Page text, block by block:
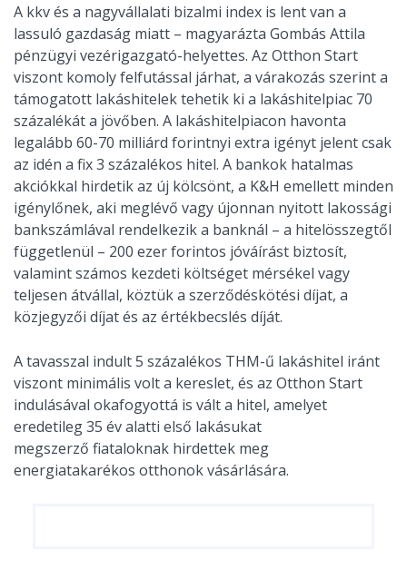
A kkv és a nagyvállalati bizalmi index is lent van a
lassuló gazdaság miatt – magyarázta Gombás Attila
pénzügyi vezérigazgató-helyettes. Az Otthon Start
viszont komoly felfutással járhat, a várakozás szerint a
támogatott lakáshitelek tehetik ki a lakáshitelpiac 70
százalékát a jövőben. A lakáshitelpiacon havonta
legalább 60-70 milliárd forintnyi extra igényt jelent csak
az idén a fix 3 százalékos hitel. A bankok hatalmas
akciókkal hirdetik az új kölcsönt, a K&H emellett minden
igénylőnek, aki meglévő vagy újonnan nyitott lakossági
bankszámlával rendelkezik a banknál – a hitelösszegtől
függetlenül – 200 ezer forintos jóváírást biztosít,
valamint számos kezdeti költséget mérsékel vagy
teljesen átvállal, köztük a szerződéskötési díjat, a
közjegyzői díjat és az értékbecslés díját.
A tavasszal indult 5 százalékos THM-ű lakáshitel iránt
viszont minimális volt a kereslet, és az Otthon Start
indulásával okafogyottá is vált a hitel, amelyet
eredetileg 35 év alatti első lakásukat
megszerző fiataloknak hirdettek meg
energiatakarékos otthonok vásárlására.